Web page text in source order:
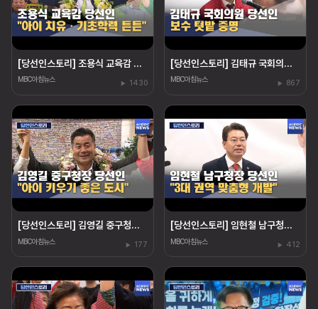
[당선인스토리] 조용식 교육감 당선인‥"아이 치유"
MBC아침뉴스 1430
[당선인스토리] 김태규 국회의원 당선인‥"울산 발전"
MBC아침뉴스 867
[당선인스토리] 김영길 중구청장 당선인 "아이 키우기 좋은 도시"
MBC아침뉴스 177
[당선인스토리] 임현철 남구청장 당선인‥"권역 개발"
MBC아침뉴스 412